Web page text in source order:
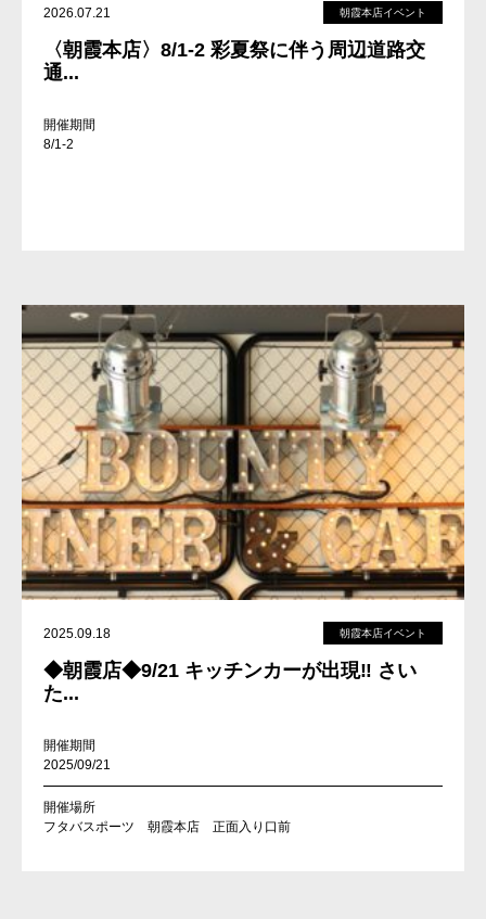
2026.07.21 朝霞本店イベント
〈朝霞本店〉8/1-2 彩夏祭に伴う周辺道路交
通...
開催期間
8/1-2
2025.09.18 朝霞本店イベント
◆朝霞店◆9/21 キッチンカーが出現‼ さい
た...
開催期間
2025/09/21
開催場所
フタバスポーツ 朝霞本店 正面入り口前